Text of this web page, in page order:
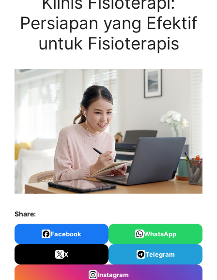
Persiapan yang Efektif
untuk Fisioterapis
Share:
Facebook WhatsApp
X Telegram
Instagram